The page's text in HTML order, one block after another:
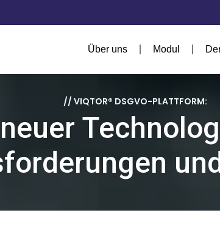
Über uns Modul
// VIQTOR® DSGVO-PLATTFORM: